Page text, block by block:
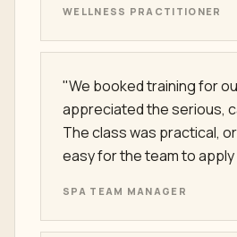
and much more
"The instructor corrected
never noticed before:
rhythm and body weight. It
massage feel smoother